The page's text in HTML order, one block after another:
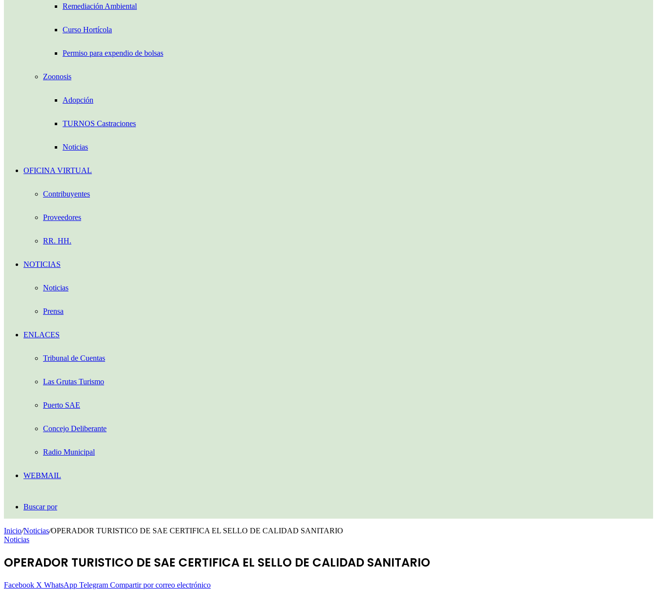
Remediación Ambiental
Curso Hortícola
Permiso para expendio de bolsas
Zoonosis
Adopción
TURNOS Castraciones
Noticias
OFICINA VIRTUAL
Contribuyentes
Proveedores
RR. HH.
NOTICIAS
Noticias
Prensa
ENLACES
Tribunal de Cuentas
Las Grutas Turismo
Puerto SAE
Concejo Deliberante
Radio Municipal
WEBMAIL
Buscar por
Inicio/Noticias/OPERADOR TURISTICO DE SAE CERTIFICA EL SELLO DE CALIDAD SANITARIO
Noticias
OPERADOR TURISTICO DE SAE CERTIFICA EL SELLO DE CALIDAD SANITARIO
Facebook X WhatsApp Telegram Compartir por correo electrónico